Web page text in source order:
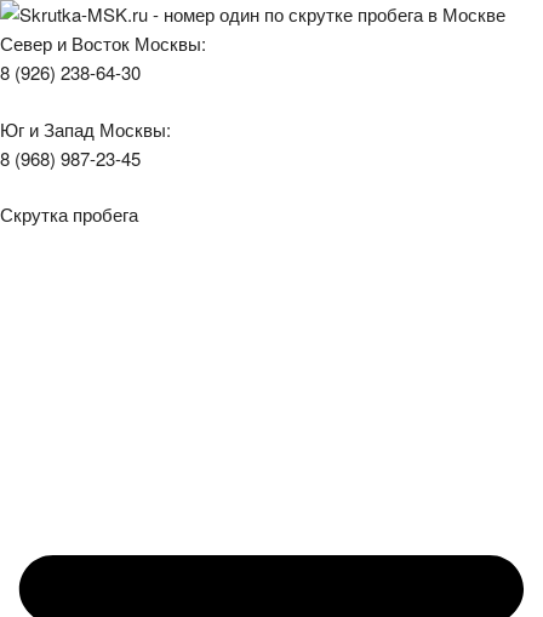
Север и Восток Москвы:
8 (926) 238-64-30
Юг и Запад Москвы:
8 (968) 987-23-45
Скрутка пробега